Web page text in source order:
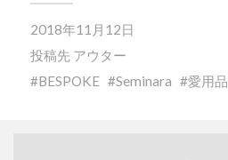
2018年11月12日
投稿先 アウター
BESPOKE
Seminara 愛用品